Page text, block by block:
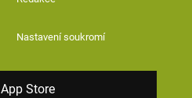
Nastavení soukromí
App Store